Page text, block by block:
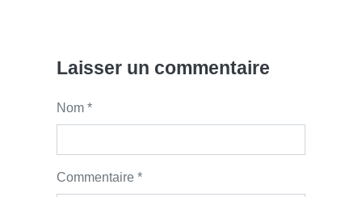
Laisser un commentaire
Nom *
Commentaire *